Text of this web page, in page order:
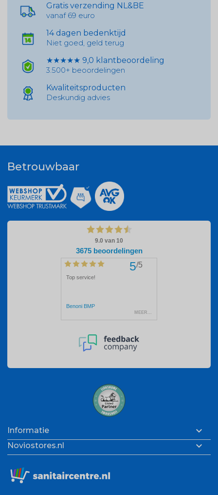
Gratis verzending NL&BE
vanaf 69 euro
14 dagen bedenktijd
Niet goed, geld terug
★★★★★ 9,0 klantbeoordeling
3.500+ beoordelingen
Kwaliteitsproducten
Deskundig advies
Betrouwbaar
Informatie 
Noviostores.nl 